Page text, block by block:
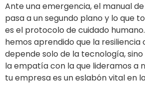
Ante una emergencia, el manual
pasa a un segundo plano y lo que
es el protocolo de cuidado
hemos aprendido que la resiliencia
depende solo de la tecnología,
la empatía con la que lideramos a
tu empresa es un eslabón vital en